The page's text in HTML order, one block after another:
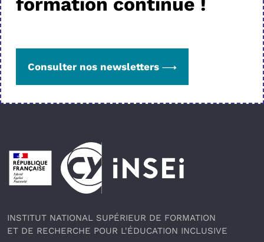
Consulter nos newsletters
Pied de page
INSTITUT NATIONAL SUPÉRIEUR DE FORMATION
ET DE RECHERCHE POUR L'ÉDUCATION INCLUSIVE